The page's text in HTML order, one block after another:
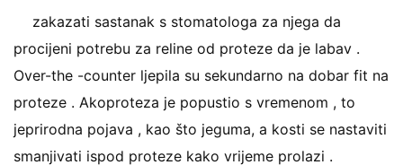
zakazati sastanak s stomatologa za njega da
procijeni potrebu za reline od proteze da je labav .
Over-the -counter ljepila su sekundarno na dobar fit na
proteze . Akoproteza je popustio s vremenom , to
jeprirodna pojava , kao što jeguma, a kosti se nastaviti
smanjivati ​​ispod proteze kako vrijeme prolazi .